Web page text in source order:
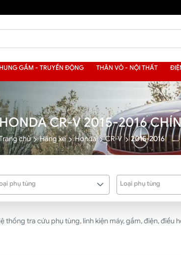
GẦM - TRUYỀN ĐỘNG THÂN VỎ - NỘI THẤT
CR-V 2015-2016
chủ Hãng xe Honda CR-V 2015-2016
phụ tùng Loại phụ tùng
thống tra cứu phụ tùng, linh kiện máy, gầm, điện, điều